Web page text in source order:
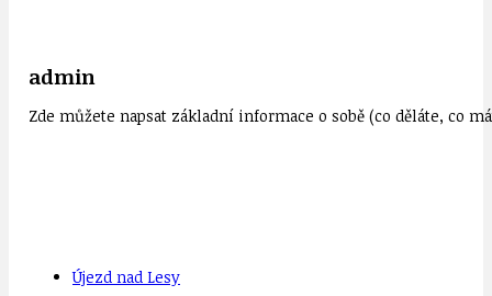
admin
Zde můžete napsat základní informace o sobě (co děláte, co
Újezd nad Lesy